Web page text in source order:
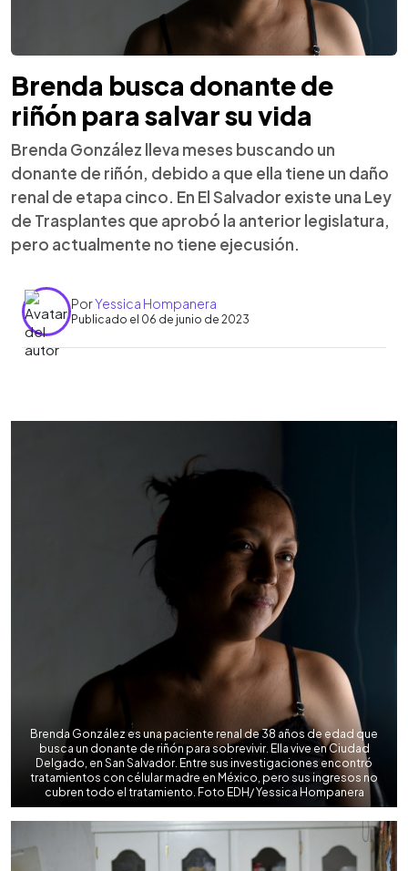
Brenda busca donante de
riñón para salvar su vida
Brenda González lleva meses buscando un
donante de riñón, debido a que ella tiene un daño
renal de etapa cinco. En El Salvador existe una Ley
de Trasplantes que aprobó la anterior legislatura,
pero actualmente no tiene ejecusión.
PorYessica Hompanera
Publicado el 06 de junio de 2023
►
Brenda González es una paciente renal de 38 años de edad que
busca un donante de riñón para sobrevivir. Ella vive en Ciudad
Delgado, en San Salvador. Entre sus investigaciones encontró
tratamientos con célular madre en México, pero sus ingresos no
cubren todo el tratamiento. Foto EDH/ Yessica Hompanera